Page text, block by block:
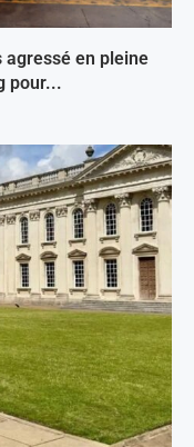
agressé en pleine
pour...